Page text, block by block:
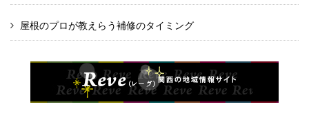
屋根のプロが教えらう補修のタイミング